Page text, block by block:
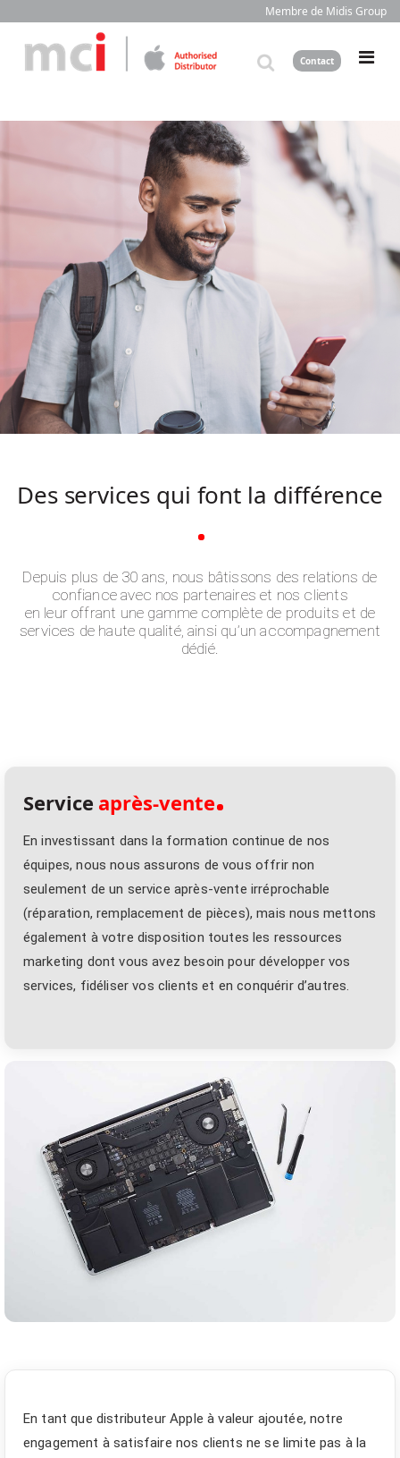
Membre de Midis Group
Contact
Des services qui font la différence
Depuis plus de 30 ans, nous bâtissons des relations de
confiance avec nos partenaires et nos clients
en leur offrant une gamme complète de produits et de
services de haute qualité, ainsi qu’un accompagnement
dédié.
Service après-vente
En investissant dans la formation continue de nos
équipes, nous nous assurons de vous offrir non
seulement de un service après-vente irréprochable
(réparation, remplacement de pièces), mais nous mettons
également à votre disposition toutes les ressources
marketing dont vous avez besoin pour développer vos
services, fidéliser vos clients et en conquérir d’autres.
En tant que distributeur Apple à valeur ajoutée, notre
engagement à satisfaire nos clients ne se limite pas à la